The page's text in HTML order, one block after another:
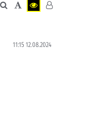
11:15 12.08.2024